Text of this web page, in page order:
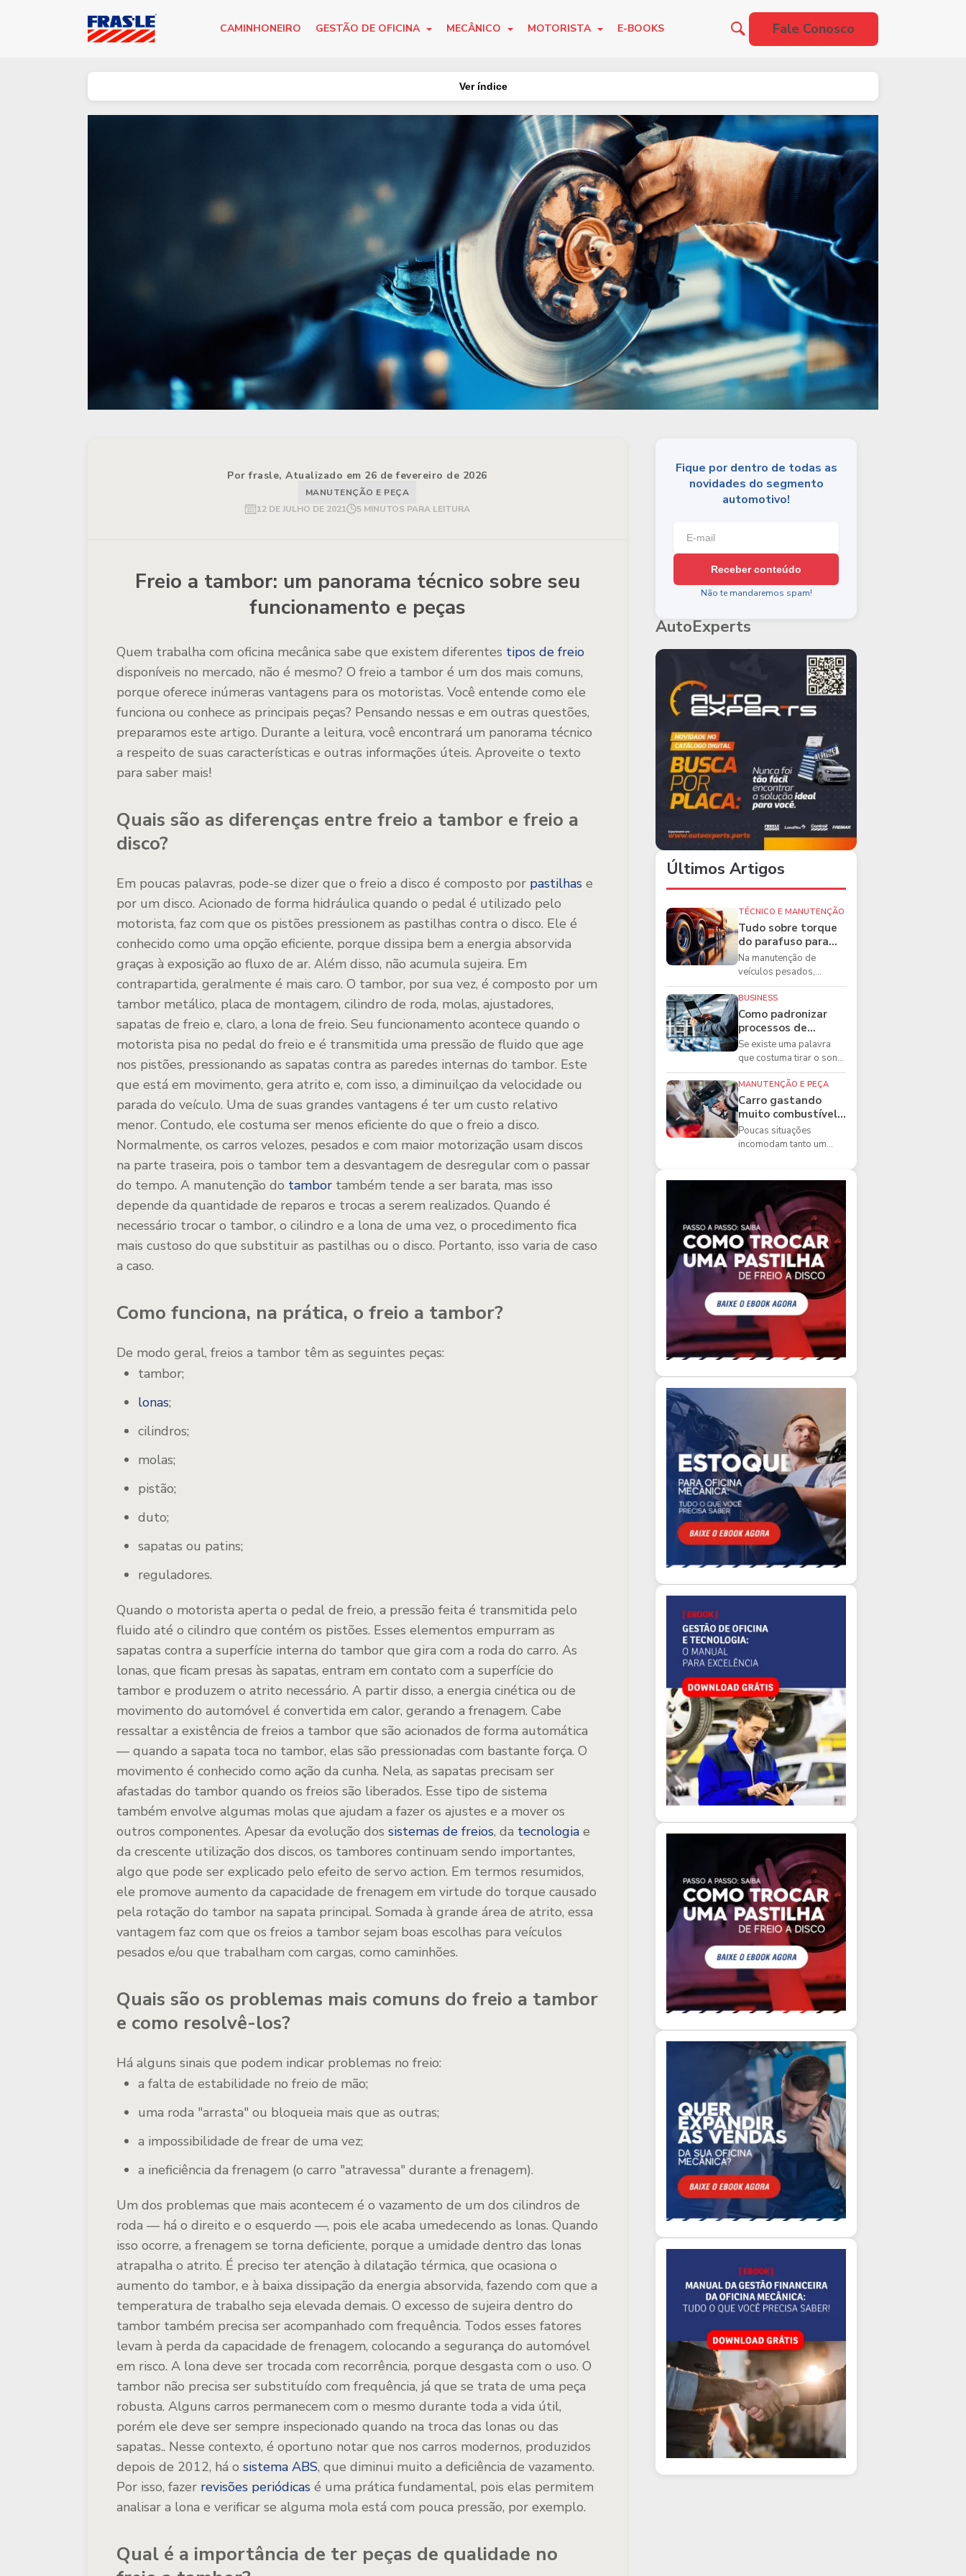
CAMINHONEIRO GESTÃO DE OFICINA MECÂNICO MOTORISTA E-BOOKS Fale Conosco
Ver índice
Por frasle, Atualizado em 26 de fevereiro de 2026
MANUTENÇÃO E PEÇA
12 DE JULHO DE 2021
5 MINUTOS PARA LEITURA
Freio a tambor: um panorama técnico sobre seu
funcionamento e peças
Quem trabalha com oficina mecânica sabe que existem diferentes tipos de freio
disponíveis no mercado, não é mesmo? O freio a tambor é um dos mais comuns,
porque oferece inúmeras vantagens para os motoristas. Você entende como ele
funciona ou conhece as principais peças? Pensando nessas e em outras questões,
preparamos este artigo. Durante a leitura, você encontrará um panorama técnico
a respeito de suas características e outras informações úteis. Aproveite o texto
para saber mais!
Quais são as diferenças entre freio a tambor e freio a
disco?
Em poucas palavras, pode-se dizer que o freio a disco é composto por pastilhas e
por um disco. Acionado de forma hidráulica quando o pedal é utilizado pelo
motorista, faz com que os pistões pressionem as pastilhas contra o disco. Ele é
conhecido como uma opção eficiente, porque dissipa bem a energia absorvida
graças à exposição ao fluxo de ar. Além disso, não acumula sujeira. Em
contrapartida, geralmente é mais caro. O tambor, por sua vez, é composto por um
tambor metálico, placa de montagem, cilindro de roda, molas, ajustadores,
sapatas de freio e, claro, a lona de freio. Seu funcionamento acontece quando o
motorista pisa no pedal do freio e é transmitida uma pressão de fluido que age
nos pistões, pressionando as sapatas contra as paredes internas do tambor. Este
que está em movimento, gera atrito e, com isso, a diminuilçao da velocidade ou
parada do veículo. Uma de suas grandes vantagens é ter um custo relativo
menor. Contudo, ele costuma ser menos eficiente do que o freio a disco.
Normalmente, os carros velozes, pesados e com maior motorização usam discos
na parte traseira, pois o tambor tem a desvantagem de desregular com o passar
do tempo. A manutenção do tambor também tende a ser barata, mas isso
depende da quantidade de reparos e trocas a serem realizados. Quando é
necessário trocar o tambor, o cilindro e a lona de uma vez, o procedimento fica
mais custoso do que substituir as pastilhas ou o disco. Portanto, isso varia de caso
a caso.
Como funciona, na prática, o freio a tambor?
De modo geral, freios a tambor têm as seguintes peças:
tambor;
lonas;
cilindros;
molas;
pistão;
duto;
sapatas ou patins;
reguladores.
Quando o motorista aperta o pedal de freio, a pressão feita é transmitida pelo
fluido até o cilindro que contém os pistões. Esses elementos empurram as
sapatas contra a superfície interna do tambor que gira com a roda do carro. As
lonas, que ficam presas às sapatas, entram em contato com a superfície do
tambor e produzem o atrito necessário. A partir disso, a energia cinética ou de
movimento do automóvel é convertida em calor, gerando a frenagem. Cabe
ressaltar a existência de freios a tambor que são acionados de forma automática
— quando a sapata toca no tambor, elas são pressionadas com bastante força. O
movimento é conhecido como ação da cunha. Nela, as sapatas precisam ser
afastadas do tambor quando os freios são liberados. Esse tipo de sistema
também envolve algumas molas que ajudam a fazer os ajustes e a mover os
outros componentes. Apesar da evolução dos sistemas de freios, da tecnologia e
da crescente utilização dos discos, os tambores continuam sendo importantes,
algo que pode ser explicado pelo efeito de servo action. Em termos resumidos,
ele promove aumento da capacidade de frenagem em virtude do torque causado
pela rotação do tambor na sapata principal. Somada à grande área de atrito, essa
vantagem faz com que os freios a tambor sejam boas escolhas para veículos
pesados e/ou que trabalham com cargas, como caminhões.
Quais são os problemas mais comuns do freio a tambor
e como resolvê-los?
Há alguns sinais que podem indicar problemas no freio:
a falta de estabilidade no freio de mão;
uma roda "arrasta" ou bloqueia mais que as outras;
a impossibilidade de frear de uma vez;
a ineficiência da frenagem (o carro "atravessa" durante a frenagem).
Um dos problemas que mais acontecem é o vazamento de um dos cilindros de
roda — há o direito e o esquerdo —, pois ele acaba umedecendo as lonas. Quando
isso ocorre, a frenagem se torna deficiente, porque a umidade dentro das lonas
atrapalha o atrito. É preciso ter atenção à dilatação térmica, que ocasiona o
aumento do tambor, e à baixa dissipação da energia absorvida, fazendo com que a
temperatura de trabalho seja elevada demais. O excesso de sujeira dentro do
tambor também precisa ser acompanhado com frequência. Todos esses fatores
levam à perda da capacidade de frenagem, colocando a segurança do automóvel
em risco. A lona deve ser trocada com recorrência, porque desgasta com o uso. O
tambor não precisa ser substituído com frequência, já que se trata de uma peça
robusta. Alguns carros permanecem com o mesmo durante toda a vida útil,
porém ele deve ser sempre inspecionado quando na troca das lonas ou das
sapatas.. Nesse contexto, é oportuno notar que nos carros modernos, produzidos
depois de 2012, há o sistema ABS, que diminui muito a deficiência de vazamento.
Por isso, fazer revisões periódicas é uma prática fundamental, pois elas permitem
analisar a lona e verificar se alguma mola está com pouca pressão, por exemplo.
Qual é a importância de ter peças de qualidade no
Fique por dentro de todas as
novidades do segmento
automotivo!
Receber conteúdo
Não te mandaremos spam!
AutoExperts
Últimos Artigos
TÉCNICO E MANUTENÇÃO
Tudo sobre torque
do parafuso para
caminhões e as
boas práticas que
todo mecânico
precisa conhecer
Na manutenção de
veículos pesados,
existem ferramentas que
fazem diferença direta na
segurança e na ...
BUSINESS
Como padronizar
processos de
manutenção de
frota na oficina
Se existe uma palavra
que costuma tirar o sono
dos gestores de
manutenção, ela é a
imprevisibilidade...
MANUTENÇÃO E PEÇA
Carro gastando
muito combustível:
5 motivos que
podem aumentar o
Poucas situações
incomodam tanto um
acabando mais r...